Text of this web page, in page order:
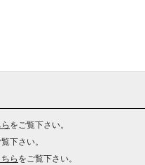
をご覧下さい。
下さい。
ちらをご覧下さい。